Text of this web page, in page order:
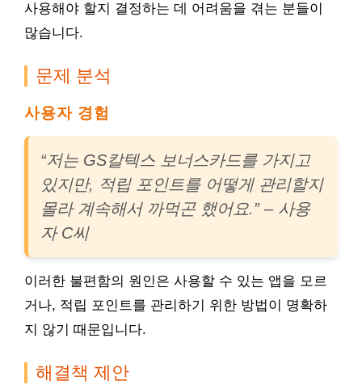
사용해야 할지 결정하는 데 어려움을 겪는 분들이
많습니다.
문제 분석
사용자 경험
“저는 GS칼텍스 보너스카드를 가지고
있지만, 적립 포인트를 어떻게 관리할지
몰라 계속해서 까먹곤 했어요.” – 사용
자 C씨
이러한 불편함의 원인은 사용할 수 있는 앱을 모르
거나, 적립 포인트를 관리하기 위한 방법이 명확하
지 않기 때문입니다.
해결책 제안